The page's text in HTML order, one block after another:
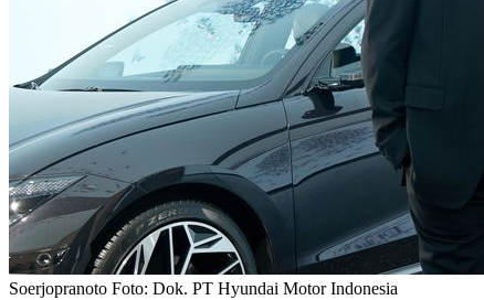
Soerjopranoto Foto: Dok. PT Hyundai Motor Indonesia